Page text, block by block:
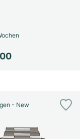
- New